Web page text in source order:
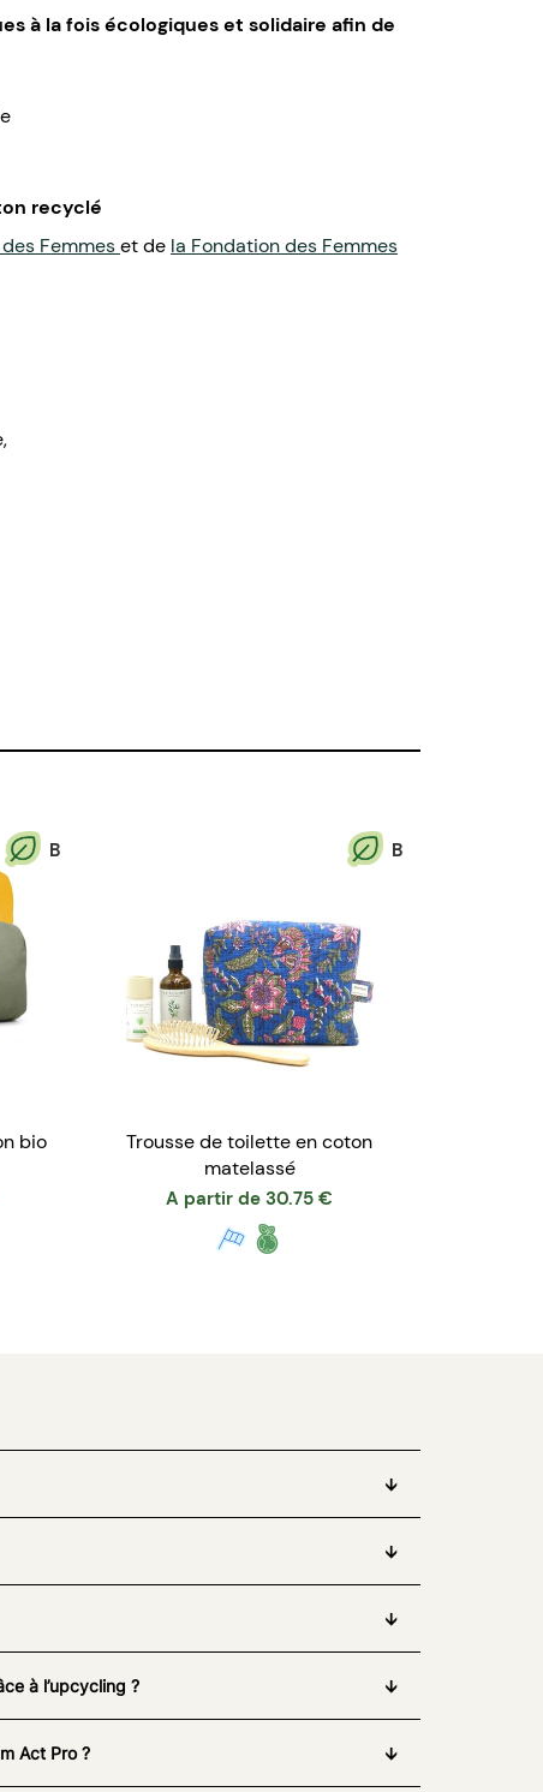
à la fois écologiques et solidaire afin de
recyclé
Femmeset de la Fondation des Femmes
B
bio
B
Trousse de toilette en coton
matelassé
A partir de 30.75 €
à l’upcycling ?
Act Pro ?